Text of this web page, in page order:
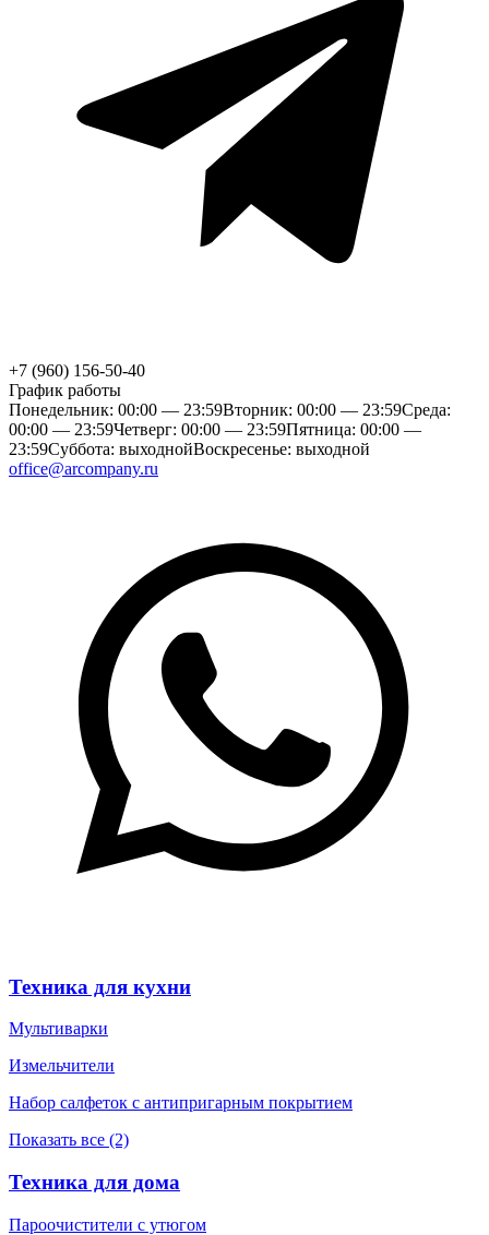
+7 (960) 156-50-40
График работы
Понедельник: 00:00 — 23:59Вторник: 00:00 — 23:59Среда:
00:00 — 23:59Четверг: 00:00 — 23:59Пятница: 00:00 —
23:59Суббота: выходнойВоскресенье: выходной
office@arcompany.ru
Техника для кухни
Мультиварки
Измельчители
Набор салфеток с антипригарным покрытием
Показать все (2)
Техника для дома
Пароочистители с утюгом